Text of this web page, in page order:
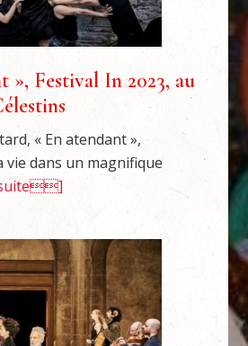
», Festival In 2023, au
« En atendant »,
vie dans un magnifique